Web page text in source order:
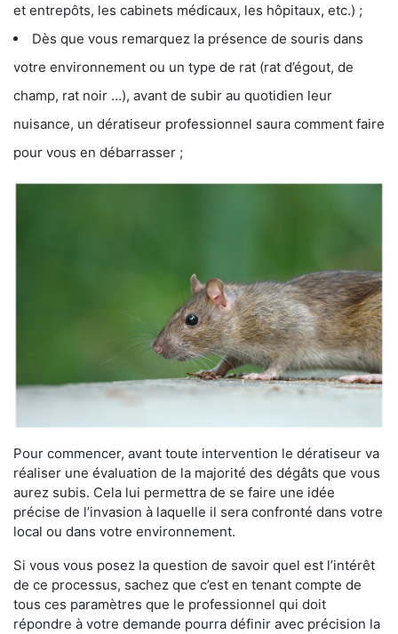
et entrepôts, les cabinets médicaux, les hôpitaux, etc.) ;
Dès que vous remarquez la présence de souris dans
votre environnement ou un type de rat (rat d’égout, de
champ, rat noir …), avant de subir au quotidien leur
nuisance, un dératiseur professionnel saura comment faire
pour vous en débarrasser ;
Pour commencer, avant toute intervention le dératiseur va
réaliser une évaluation de la majorité des dégâts que vous
aurez subis. Cela lui permettra de se faire une idée
précise de l’invasion à laquelle il sera confronté dans votre
local ou dans votre environnement.
Si vous vous posez la question de savoir quel est l’intérêt
de ce processus, sachez que c’est en tenant compte de
tous ces paramètres que le professionnel qui doit
répondre à votre demande pourra définir avec précision la